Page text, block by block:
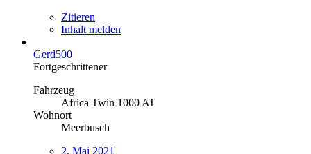
Zitieren
Inhalt melden
Gerd500
Fortgeschrittener
Fahrzeug
Africa Twin 1000 AT
Wohnort
Meerbusch
2. Mai 2021